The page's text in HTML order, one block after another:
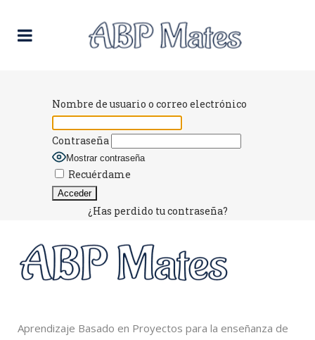
Nombre de usuario o correo electrónico
Contraseña
Mostrar contraseña
Recuérdame
¿Has perdido tu contraseña?
Aprendizaje Basado en Proyectos para la enseñanza de